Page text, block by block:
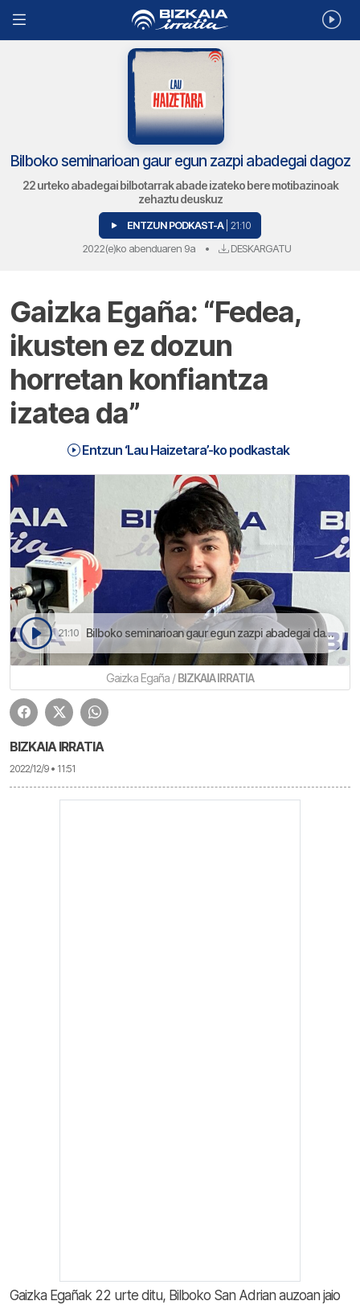
Bilboko seminarioan gaur egun zazpi abadegai dagoz
22 urteko abadegai bilbotarrak abade izateko bere motibazinoak
zehaztu deuskuz
ENTZUN PODKAST-A | 21:10
2022(e)ko abenduaren 9a • DESKARGATU
Gaizka Egaña: “Fedea,
ikusten ez dozun
horretan konfiantza
izatea da”
Entzun ‘Lau Haizetara’-ko podkastak
21:10 Bilboko seminarioan gaur egun zazpi abadegai dagoz | Lau Haizetara
Gaizka Egaña /BIZKAIA IRRATIA
BIZKAIA IRRATIA
2022/12/9 • 11:51
Gaizka Egañak 22 urte ditu, Bilboko San Adrian auzoan jaio